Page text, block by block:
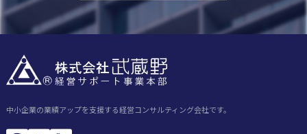
中小企業の業績アップを支援する経営コンサルティング会社です。